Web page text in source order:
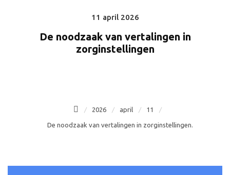
Posted
11 april 2026
De noodzaak van vertalingen in
zorginstellingen
2026 april 11
De noodzaak van vertalingen in zorginstellingen.